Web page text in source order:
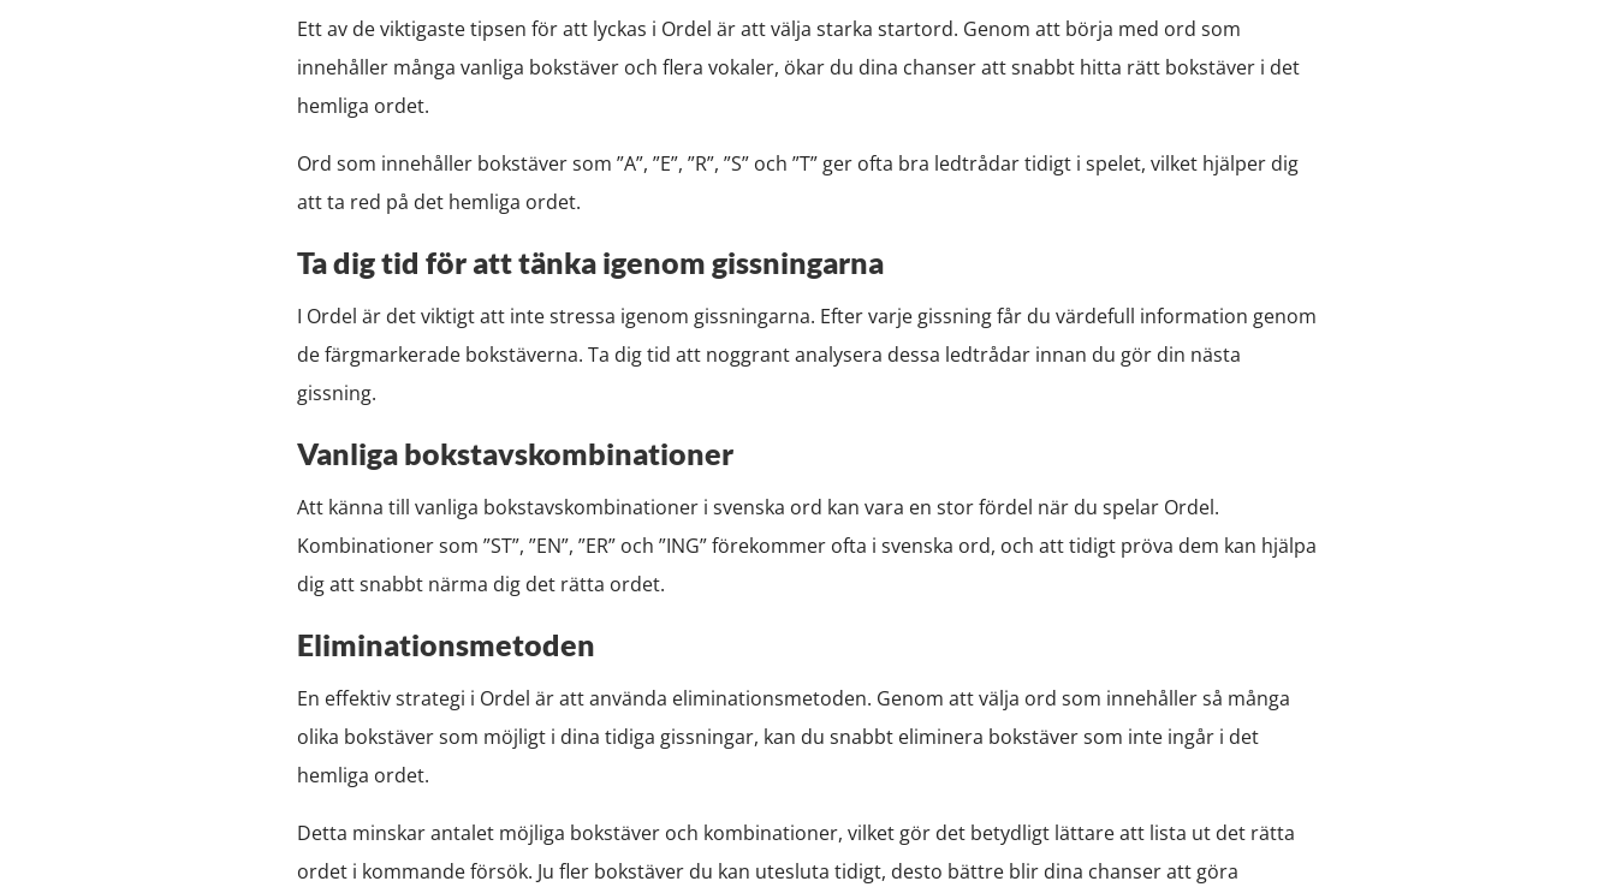
Ett av de viktigaste tipsen för att lyckas i Ordel är att välja starka startord. Genom att börja med ord som
innehåller många vanliga bokstäver och flera vokaler, ökar du dina chanser att snabbt hitta rätt bokstäver i det
hemliga ordet.
Ord som innehåller bokstäver som ”A”, ”E”, ”R”, ”S” och ”T” ger ofta bra ledtrådar tidigt i spelet, vilket hjälper dig
att ta red på det hemliga ordet.
Ta dig tid för att tänka igenom gissningarna
I Ordel är det viktigt att inte stressa igenom gissningarna. Efter varje gissning får du värdefull information genom
de färgmarkerade bokstäverna. Ta dig tid att noggrant analysera dessa ledtrådar innan du gör din nästa
gissning.
Vanliga bokstavskombinationer
Att känna till vanliga bokstavskombinationer i svenska ord kan vara en stor fördel när du spelar Ordel.
Kombinationer som ”ST”, ”EN”, ”ER” och ”ING” förekommer ofta i svenska ord, och att tidigt pröva dem kan hjälpa
dig att snabbt närma dig det rätta ordet.
Eliminationsmetoden
En effektiv strategi i Ordel är att använda eliminationsmetoden. Genom att välja ord som innehåller så många
olika bokstäver som möjligt i dina tidiga gissningar, kan du snabbt eliminera bokstäver som inte ingår i det
hemliga ordet.
Detta minskar antalet möjliga bokstäver och kombinationer, vilket gör det betydligt lättare att lista ut det rätta
ordet i kommande försök. Ju fler bokstäver du kan utesluta tidigt, desto bättre blir dina chanser att göra